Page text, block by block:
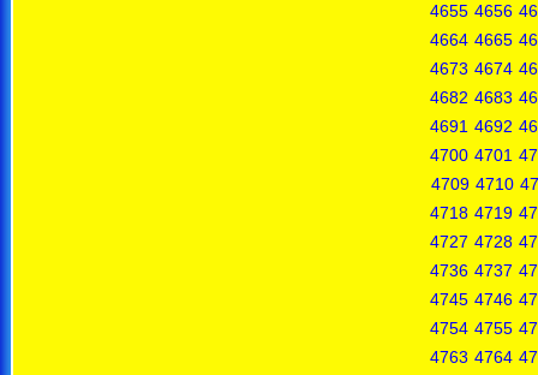
4655 4656
4664 4665
4673 4674
4682 4683
4691 4692
4700 4701
4709 4710
4718 4719
4727 4728
4736 4737
4745 4746
4754 4755
4763 4764